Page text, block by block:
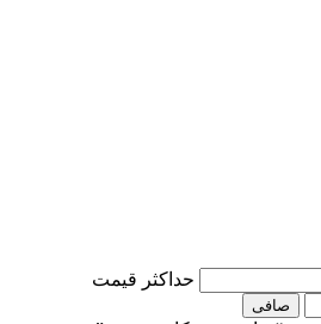
حداكثر قيمت
صافی